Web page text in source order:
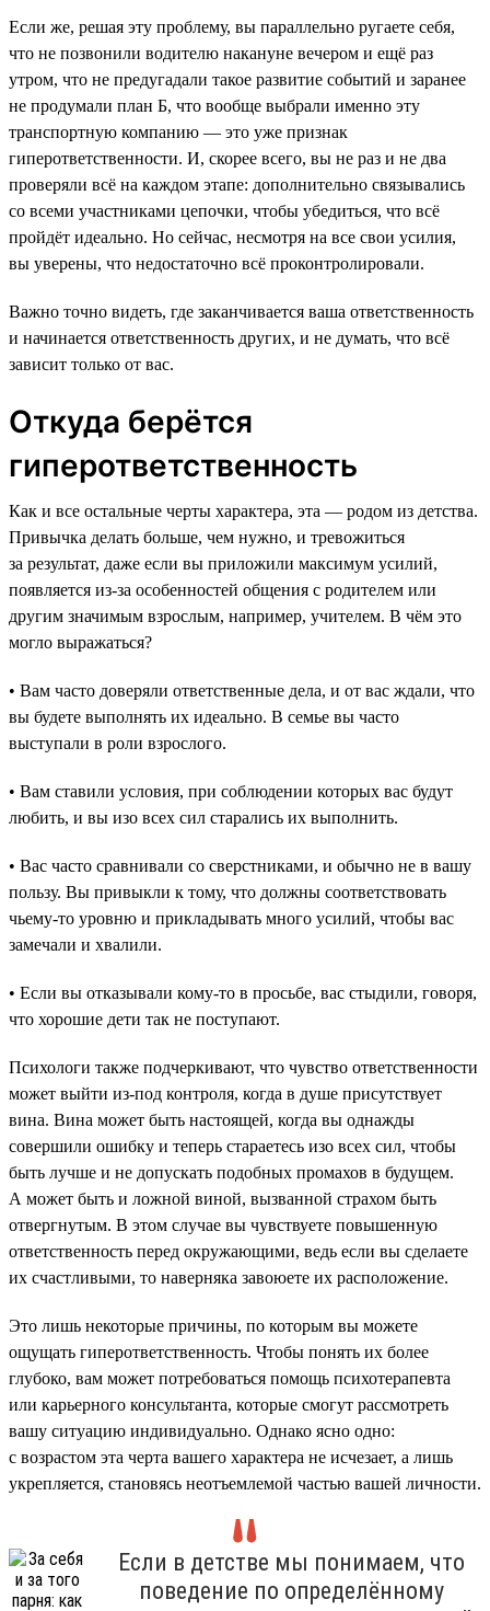
Если же, решая эту проблему, вы параллельно ругаете себя,
что не позвонили водителю накануне вечером и ещё раз
утром, что не предугадали такое развитие событий и заранее
не продумали план Б, что вообще выбрали именно эту
транспортную компанию — это уже признак
гиперответственности. И, скорее всего, вы не раз и не два
проверяли всё на каждом этапе: дополнительно связывались
со всеми участниками цепочки, чтобы убедиться, что всё
пройдёт идеально. Но сейчас, несмотря на все свои усилия,
вы уверены, что недостаточно всё проконтролировали.
Важно точно видеть, где заканчивается ваша ответственность
и начинается ответственность других, и не думать, что всё
зависит только от вас.
Откуда берётся
гиперответственность
Как и все остальные черты характера, эта — родом из детства.
Привычка делать больше, чем нужно, и тревожиться
за результат, даже если вы приложили максимум усилий,
появляется из-за особенностей общения с родителем или
другим значимым взрослым, например, учителем. В чём это
могло выражаться?
• Вам часто доверяли ответственные дела, и от вас ждали, что
вы будете выполнять их идеально. В семье вы часто
выступали в роли взрослого.
• Вам ставили условия, при соблюдении которых вас будут
любить, и вы изо всех сил старались их выполнить.
• Вас часто сравнивали со сверстниками, и обычно не в вашу
пользу. Вы привыкли к тому, что должны соответствовать
чьему-то уровню и прикладывать много усилий, чтобы вас
замечали и хвалили.
• Если вы отказывали кому-то в просьбе, вас стыдили, говоря,
что хорошие дети так не поступают.
Психологи также подчеркивают, что чувство ответственности
может выйти из-под контроля, когда в душе присутствует
вина. Вина может быть настоящей, когда вы однажды
совершили ошибку и теперь стараетесь изо всех сил, чтобы
быть лучше и не допускать подобных промахов в будущем.
А может быть и ложной виной, вызванной страхом быть
отвергнутым. В этом случае вы чувствуете повышенную
ответственность перед окружающими, ведь если вы сделаете
их счастливыми, то наверняка завоюете их расположение.
Это лишь некоторые причины, по которым вы можете
ощущать гиперответственность. Чтобы понять их более
глубоко, вам может потребоваться помощь психотерапевта
или карьерного консультанта, которые смогут рассмотреть
вашу ситуацию индивидуально. Однако ясно одно:
с возрастом эта черта вашего характера не исчезает, а лишь
укрепляется, становясь неотъемлемой частью вашей личности.
Если в детстве мы понимаем, что
поведение по определённому